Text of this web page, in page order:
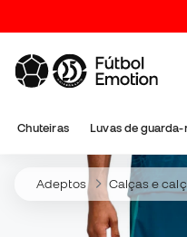
Chuteiras Luvas de guarda-
Adeptos Calças e